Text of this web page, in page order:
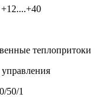
теплопритоки
50/1